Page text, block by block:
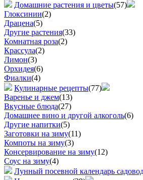
Домашние растения и цветы(57)
Глоксинии(2)
Драцена(5)
Другие растения(33)
Комнатная роза(2)
Крассула(2)
Лимон(3)
Орхидея(6)
Фиалки(4)
Кулинарные рецепты(77)
Варенье и джем(13)
Вкусные блюда(27)
Домашнее вино и другой алкоголь(6)
Другие напитки(5)
Заготовки на зиму(11)
Компоты на зиму(3)
Консервирование на зиму(12)
Соус на зиму(4)
Лунный посевной календарь